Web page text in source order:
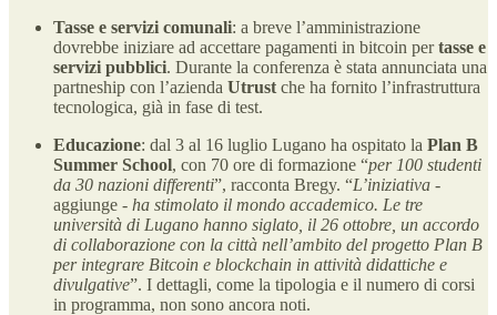
Tasse e servizi comunali: a breve l’amministrazione
dovrebbe iniziare ad accettare pagamenti in bitcoin pertasse e
servizi pubblici. Durante la conferenza è stata annunciata una
partneship con l’azienda Utrust che ha fornito l’infrastruttura
tecnologica, già in fase di test.
Educazione: dal 3 al 16 luglio Lugano ha ospitato la Plan B
Summer School, con 70 ore di formazione “per 100 studenti
da 30 nazioni differenti”, racconta Bregy. “L’iniziativa -
aggiunge - ha stimolato il mondo accademico. Le tre
università di Lugano hanno siglato, il 26 ottobre, un accordo
di collaborazione con la città nell’ambito del progetto Plan B
per integrare Bitcoin e blockchain in attività didattiche e
divulgative”. I dettagli, come la tipologia e il numero di corsi
in programma, non sono ancora noti.